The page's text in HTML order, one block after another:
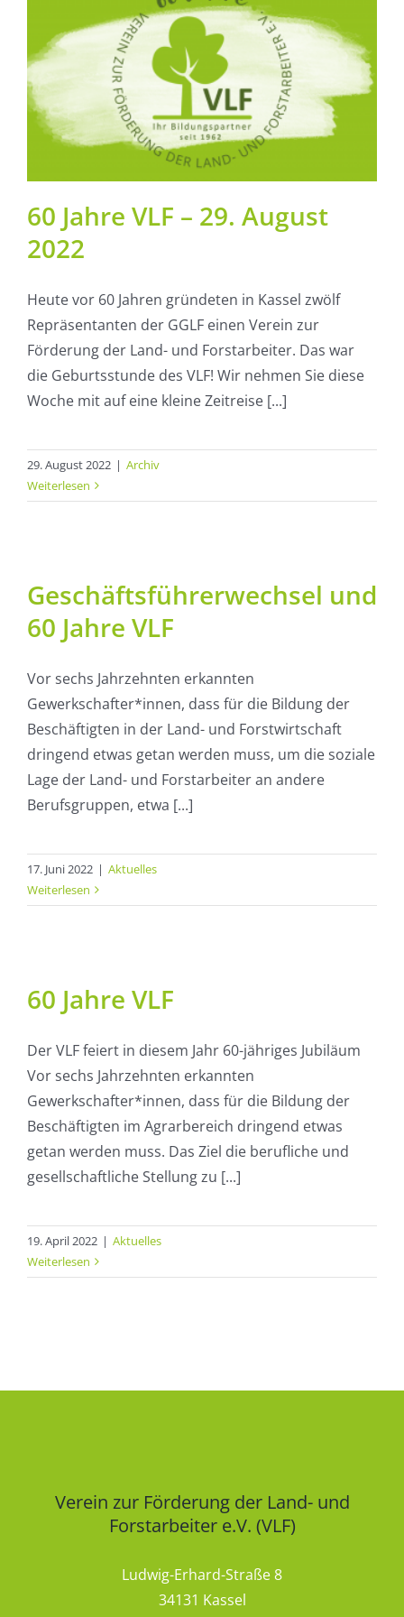
60 Jahre VLF – 29. August
2022
Heute vor 60 Jahren gründeten in Kassel zwölf
Repräsentanten der GGLF einen Verein zur
Förderung der Land- und Forstarbeiter. Das war
die Geburtsstunde des VLF! Wir nehmen Sie diese
Woche mit auf eine kleine Zeitreise [...]
29. August 2022 | Archiv
Weiterlesen
Geschäftsführerwechsel und
60 Jahre VLF
Vor sechs Jahrzehnten erkannten
Gewerkschafter*innen, dass für die Bildung der
Beschäftigten in der Land- und Forstwirtschaft
dringend etwas getan werden muss, um die soziale
Lage der Land- und Forstarbeiter an andere
Berufsgruppen, etwa [...]
17. Juni 2022 | Aktuelles
Weiterlesen
60 Jahre VLF
Der VLF feiert in diesem Jahr 60-jähriges Jubiläum
Vor sechs Jahrzehnten erkannten
Gewerkschafter*innen, dass für die Bildung der
Beschäftigten im Agrarbereich dringend etwas
getan werden muss. Das Ziel die berufliche und
gesellschaftliche Stellung zu [...]
19. April 2022 | Aktuelles
Weiterlesen
Verein zur Förderung der Land- und
Forstarbeiter e.V. (VLF)
Ludwig-Erhard-Straße 8
34131 Kassel